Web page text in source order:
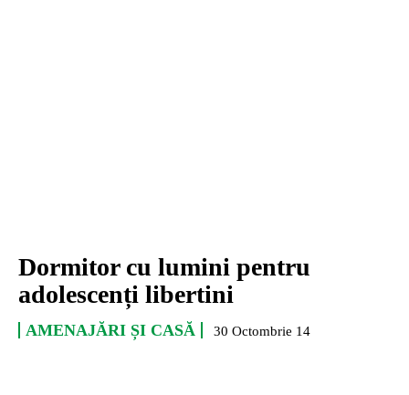
Dormitor cu lumini pentru
adolescenți libertini
AMENAJĂRI ȘI CASĂ 30 Octombrie 14